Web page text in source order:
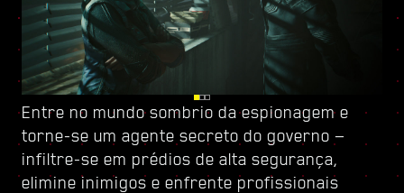
Entre no mundo sombrio da espionagem e
torne-se um agente secreto do governo —
infiltre-se em prédios de alta segurança,
elimine inimigos e enfrente profissionais
Fique de olhos abertos em Dogtown, ruínas de
uma cidade dentro da cidade, governada por
uma milícia pronta para atirar. Suas
estruturas frágeis guardam segredos e
Fortaleça-se com
uma nova árvore de habilidades e crie um
estilo de jogo único — use todas as novas
armas e cibernéticas à sua disposição para